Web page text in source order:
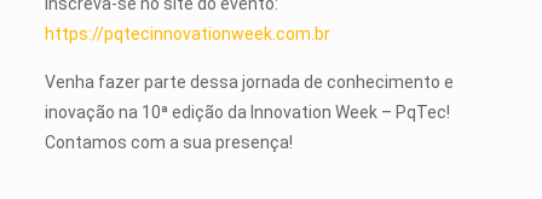
Inscreva-se no site do evento:
https://pqtecinnovationweek.com.br
Venha fazer parte dessa jornada de conhecimento e
inovação na 10ª edição da Innovation Week – PqTec!
Contamos com a sua presença!